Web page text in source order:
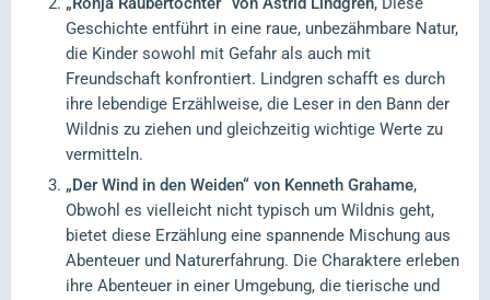
Geschichte entführt in eine raue, unbezähmbare Natur,
die Kinder sowohl mit Gefahr als auch mit
Freundschaft konfrontiert. Lindgren schafft es durch
ihre lebendige Erzählweise, die Leser in den Bann der
Wildnis zu ziehen und gleichzeitig wichtige Werte zu
vermitteln.
„Der Wind in den Weiden“ von Kenneth Grahame,
Obwohl es vielleicht nicht typisch um Wildnis geht,
bietet diese Erzählung eine spannende Mischung aus
Abenteuer und Naturerfahrung. Die Charaktere erleben
ihre Abenteuer in einer Umgebung, die tierische und